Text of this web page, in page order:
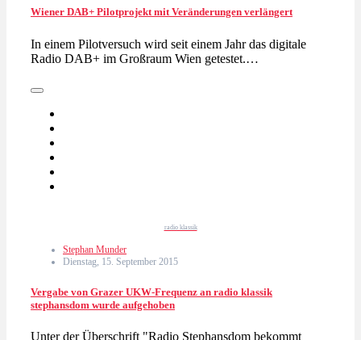
Wiener DAB+ Pilotprojekt mit Veränderungen verlängert
In einem Pilotversuch wird seit einem Jahr das digitale
Radio DAB+ im Großraum Wien getestet.…
radio klassik
Stephan Munder
Dienstag, 15. September 2015
Vergabe von Grazer UKW-Frequenz an radio klassik
stephansdom wurde aufgehoben
Unter der Überschrift "Radio Stephansdom bekommt